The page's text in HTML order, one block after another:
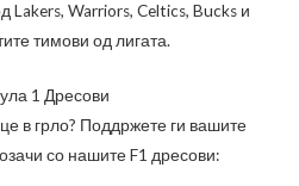
Lakers, Warriors, Celtics, Bucks и
тимови од лигата.
1 Дресови
в грло? Поддржете ги вашите
со нашите F1 дресови: